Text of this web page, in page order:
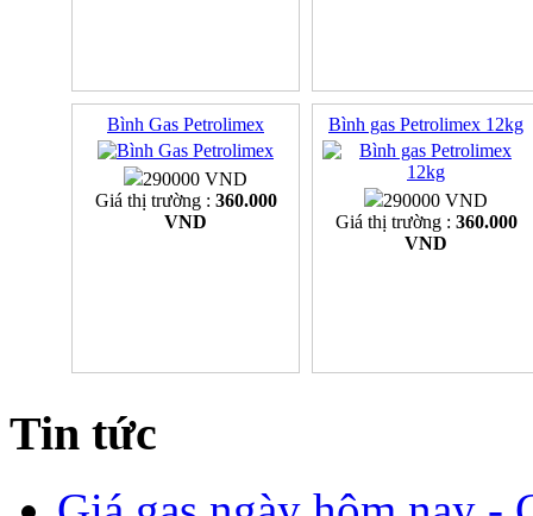
Bình Gas Petrolimex
290000 VND
Giá thị trường : 360.000
VND
Bình gas Petrolimex 12kg
290000 VND
Giá thị trường : 360.000
VND
Tin tức